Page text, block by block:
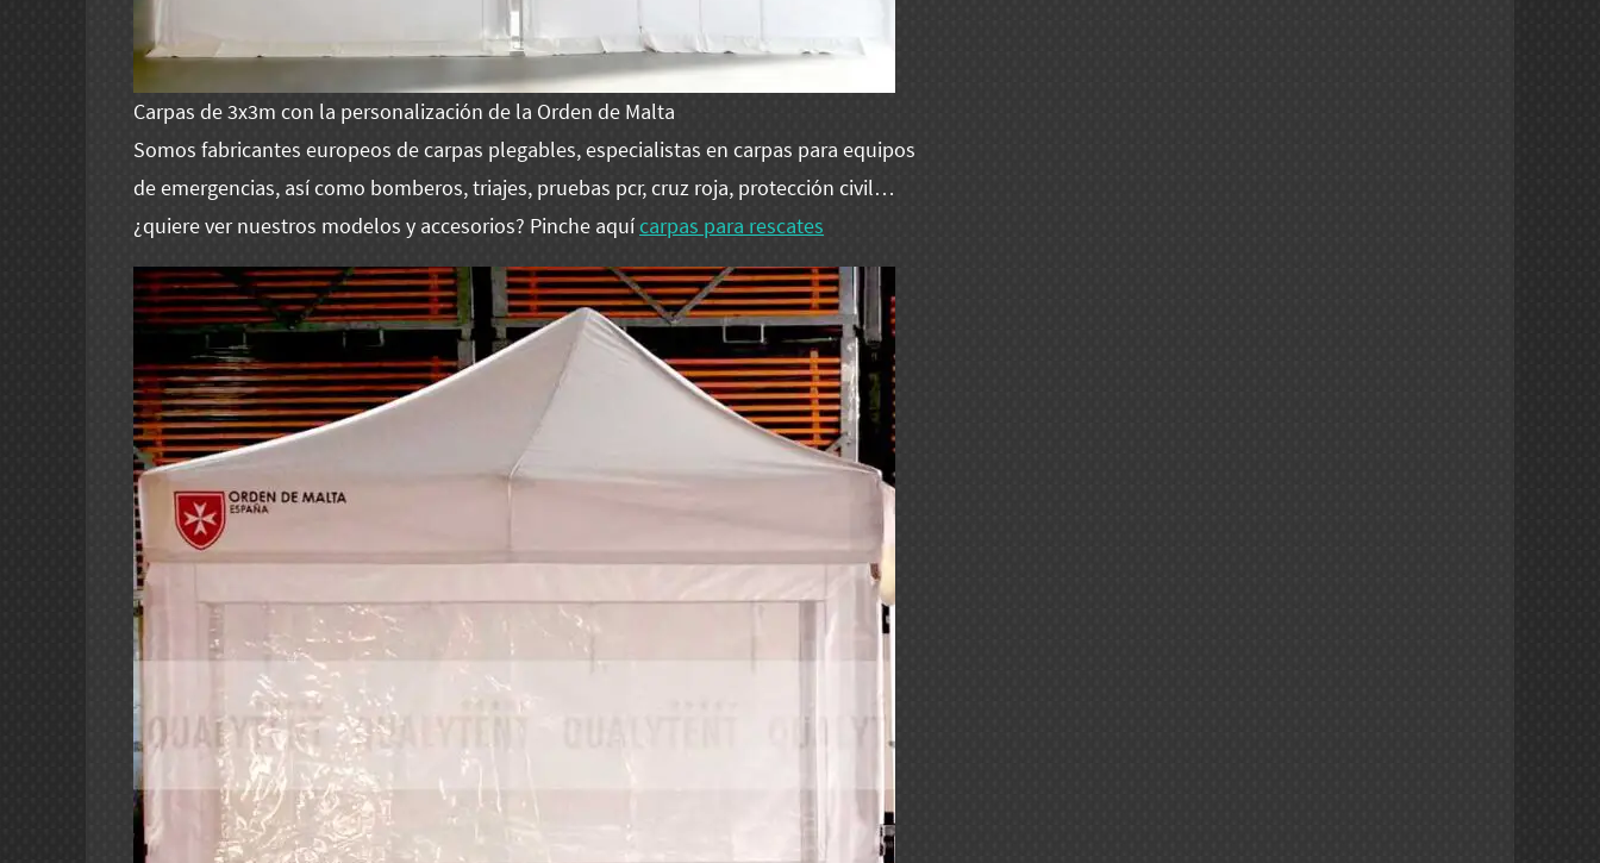
Carpas de 3x3m con la personalización de la Orden de Malta
Somos fabricantes europeos de carpas plegables, especialistas en carpas para equipos
de emergencias, así como bomberos, triajes, pruebas pcr, cruz roja, protección civil…
¿quiere ver nuestros modelos y accesorios? Pinche aquícarpas para rescates